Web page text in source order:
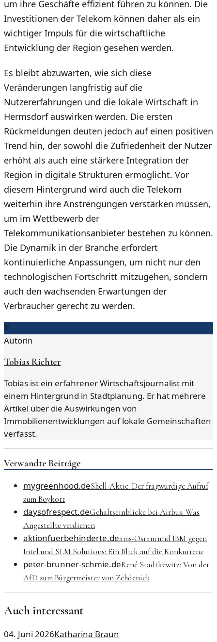
um ihre Geschäfte effizient führen zu können. Die
Investitionen der Telekom können daher als ein
wichtiger Impuls für die wirtschaftliche
Entwicklung der Region gesehen werden.
Es bleibt abzuwarten, wie sich diese
Veränderungen langfristig auf die
Nutzererfahrungen und die lokale Wirtschaft in
Hermsdorf auswirken werden. Die ersten
Rückmeldungen deuten jedoch auf einen positiven
Trend hin, der sowohl die Zufriedenheit der Nutzer
erhöht als auch eine stärkere Integration der
Region in digitale Strukturen ermöglicht. Vor
diesem Hintergrund wird auch die Telekom
weiterhin ihre Anstrengungen verstärken müssen,
um im Wettbewerb der
Telekommunikationsanbieter bestehen zu können.
Die Dynamik in der Branche erfordert
kontinuierliche Anpassungen, um nicht nur den
technologischen Fortschritt mitzugehen, sondern
auch den wachsenden Erwartungen der
Verbraucher gerecht zu werden.
T
Autorin
Tobias Richter
Tobias ist ein erfahrener Wirtschaftsjournalist mit
einem Hintergrund in Stadtplanung. Er hat mehrere
Artikel über die Auswirkungen von
Immobilienentwicklungen auf lokale Gemeinschaften
verfasst.
Verwandte Beiträge
mygreenhood.deShell-Aktie: Der fragwürdige Aufruf
zum Boykott
daysofrespect.deGehaltseinblicke bei Airbus: Was
Angestellte verdienen
aktionfuerbehinderte.deams-Osram und IBM gegen
Intel und SLM Solutions: Ein Blick auf die Konkurrenz
peter-brunner-schmie.deRené Stadtkewitz: Von der
AfD zum Bürgermeister von Zehdenick
Auch interessant
04. Juni 2026Katharina Braun